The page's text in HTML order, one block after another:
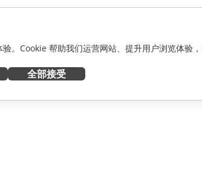
。Cookie 帮助我们运营网站、提升用户浏览体验
全部接受